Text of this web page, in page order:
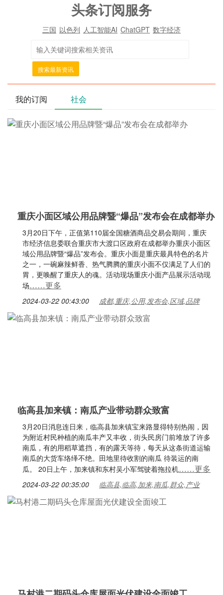
头条订阅服务
三国 以色列 人工智能AI ChatGPT 数字经济
搜索最新资讯
我的订阅 社会
重庆小面区域公用品牌暨“爆品”发布会在成都举办
3月20日下午，正值第110届全国糖酒商品交易会期间，重庆
市经济信息委联合重庆市大渡口区政府在成都举办重庆小面区
域公用品牌暨“爆品”发布会。重庆小面是重庆最具特色的名片
之一，一碗麻辣鲜香、热气腾腾的重庆小面不仅满足了人们的
胃，更唤醒了重庆人的魂。活动现场重庆小面产品展示活动现
场……更多
2024-03-22 00:43:00 成都,重庆,公用,发布会,区域,品牌
临高县加来镇：南瓜产业带动群众致富
3月20日消息连日来，临高县加来镇宝来路显得特别热闹，因
为附近村民种植的南瓜丰产又丰收，街头民房门前堆放了许多
南瓜，有的用稻草遮挡，有的露天等待，每天从这条街道运输
南瓜的大货车络绎不绝。田地里待收割的南瓜 待装运的南
瓜。 20日上午，加来镇和东村吴小军驾驶着拖拉机……更多
2024-03-22 00:35:00 临高县,临高,加来,南瓜,群众,产业